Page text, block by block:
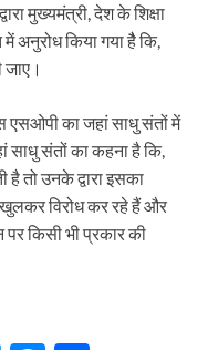
मुख्यमंत्री, देश के शिक्षा
अनुरोध किया गया हैै कि,
जाए।
एसओपी का जहां साधु संतों में
साधु संतों का कहना है कि,
तो उनके द्वारा इसका
खुलकर विरोध कर रहे हैं और
पर किसी भी प्रकार की